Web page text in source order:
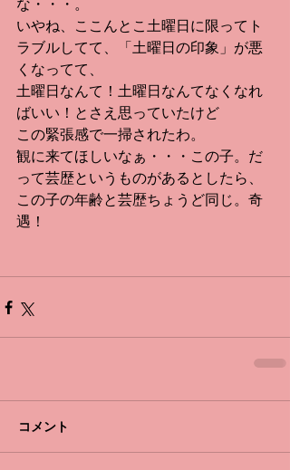
な・・・。
いやね、ここんとこ土曜日に限ってト
ラブルしてて、「土曜日の印象」が悪
くなってて、
土曜日なんて！土曜日なんてなくなれ
ばいい！とさえ思っていたけど
この緊張感で一掃されたわ。
観に来てほしいなぁ・・・この子。だ
って芸歴というものがあるとしたら、
この子の年齢と芸歴ちょうど同じ。奇
遇！
コメント